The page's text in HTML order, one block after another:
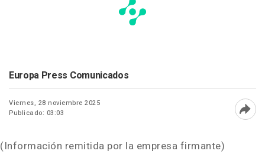
Europa Press Comunicados
Viernes, 28 noviembre 2025
Publicado: 03:03
(Información remitida por la empresa firmante)